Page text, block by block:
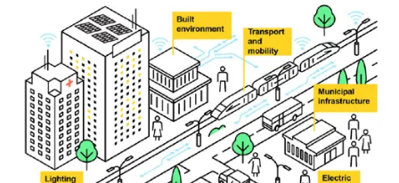
城，應積極調整減排數字，由「減少30%」提升至「減少
45%」，保障未來2050年淨零目標能如願實現。北市面積
小、電廠少 議員籲透過實際立法延續淨零碳排優勢 台北市
議員苗博雅結合綠色和平等民間力量，並參考台北市去
（2020）年發布的能源政策與循環城市白皮書，重新制定
「宜居永續城市自治條例」，目前法案已送入議會，有望
在本屆會期付委審查。